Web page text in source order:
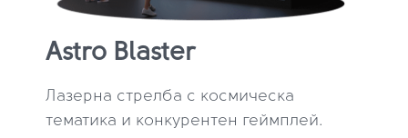
Astro Blaster
Лазерна стрелба с космическа
тематика и конкурентен геймплей.